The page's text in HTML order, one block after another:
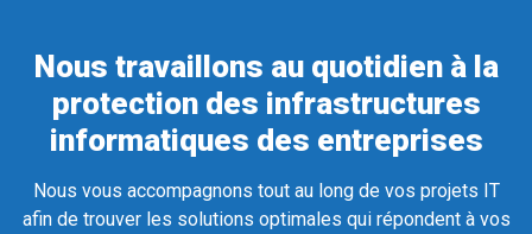
Nous travaillons au quotidien à la
protection des infrastructures
informatiques des entreprises
Nous vous accompagnons tout au long de vos projets IT
afin de trouver les solutions optimales qui répondent à vos